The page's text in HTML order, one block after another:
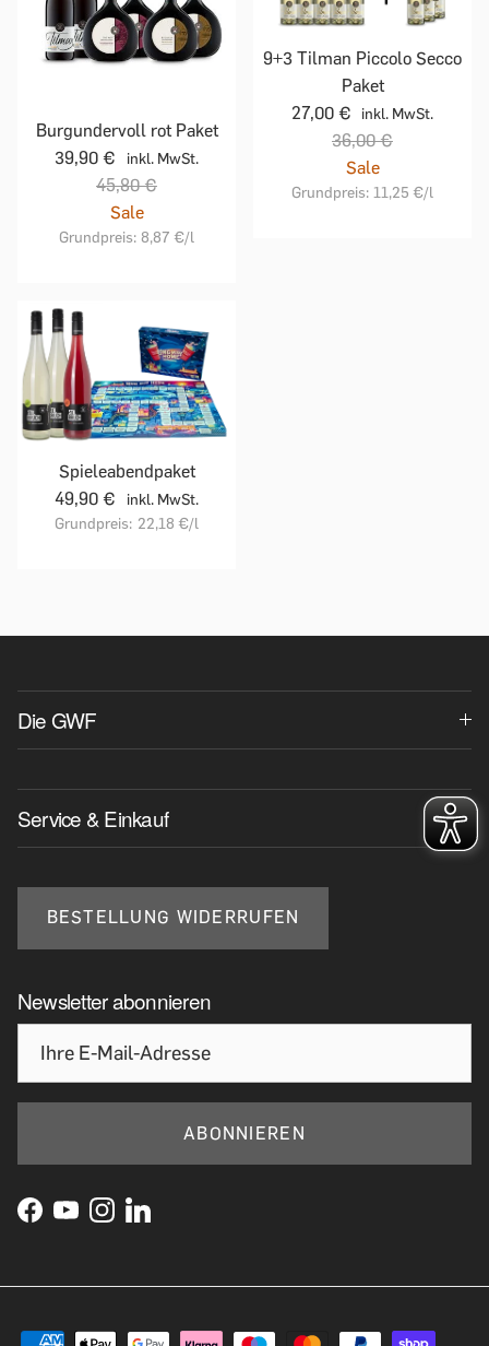
Burgundervoll rot Paket
39,90 €
inkl. MwSt.
45,80 €
Sale
Grundpreis: 8,87 €/l
9+3 Tilman Piccolo Secco
Paket
27,00 €
inkl. MwSt.
36,00 €
Sale
Grundpreis: 11,25 €/l
Spieleabendpaket
49,90 €
inkl. MwSt.
Grundpreis: 22,18 €/l
Die GWF
Service & Einkauf
BESTELLUNG WIDERRUFEN
Newsletter abonnieren
ABONNIEREN